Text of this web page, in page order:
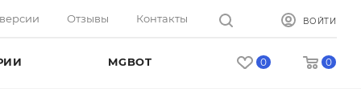
Отзывы Контакты ВОЙТИ
0 0
MGBOT